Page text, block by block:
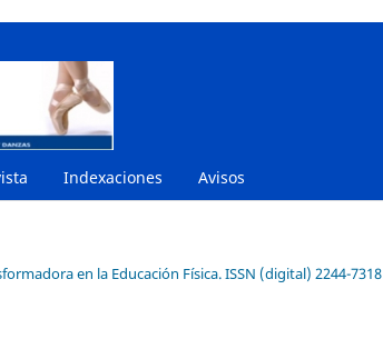
Indexaciones Avisos
en la Educación Física. ISSN (digital) 2244-7318